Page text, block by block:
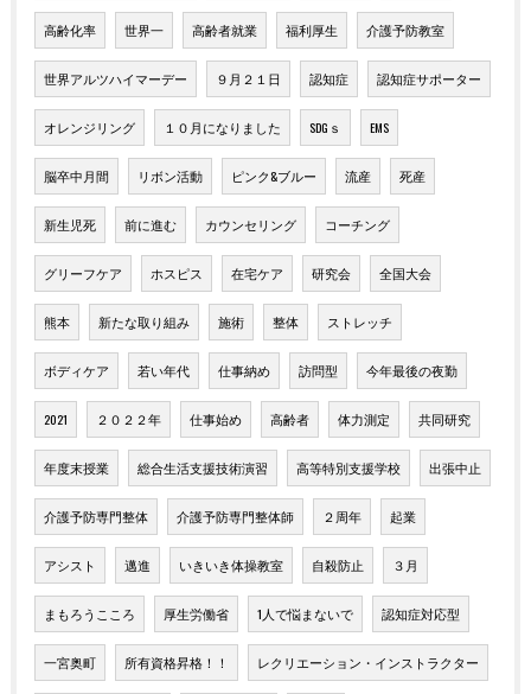
高齢化率 世界一 高齢者就業 福利厚生 介護予防教室
世界アルツハイマーデー ９月２１日 認知症 認知症サポーター
オレンジリング １０月になりました SDGｓ EMS
脳卒中月間 リボン活動 ピンク&ブルー 流産 死産
新生児死 前に進む カウンセリング コーチング
グリーフケア ホスピス 在宅ケア 研究会 全国大会
熊本 新たな取り組み 施術 整体 ストレッチ
ボディケア 若い年代 仕事納め 訪問型 今年最後の夜勤
2021 ２０２２年 仕事始め 高齢者 体力測定 共同研究
年度末授業 総合生活支援技術演習 高等特別支援学校 出張中止
介護予防専門整体 介護予防専門整体師 ２周年 起業
アシスト 邁進 いきいき体操教室 自殺防止 ３月
まもろうこころ 厚生労働省 1人で悩まないで 認知症対応型
一宮奥町 所有資格昇格！！ レクリエーション・インストラクター